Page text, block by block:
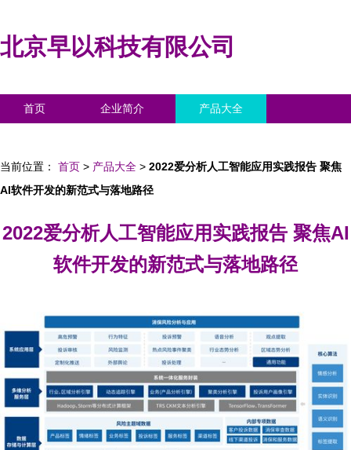
北京早以科技有限公司
首页 企业简介 产品大全
当前位置： 首页 > 产品大全 > 2022爱分析人工智能应用实践报告 聚焦
AI软件开发的新范式与落地路径
2022爱分析人工智能应用实践报告 聚焦AI
软件开发的新范式与落地路径